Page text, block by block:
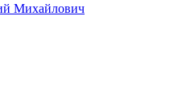
Михайлович